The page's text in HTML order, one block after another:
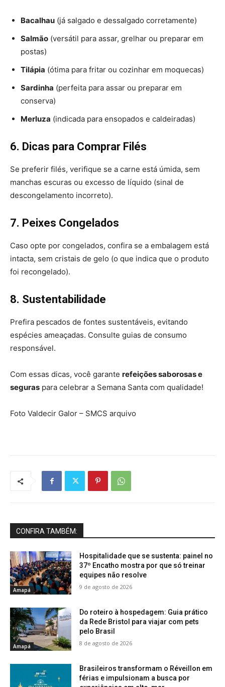
Bacalhau (já salgado e dessalgado corretamente)
Salmão (versátil para assar, grelhar ou preparar em
postas)
Tilápia (ótima para fritar ou cozinhar em moquecas)
Sardinha (perfeita para assar ou preparar em
conserva)
Merluza (indicada para ensopados e caldeiradas)
6. Dicas para Comprar Filés
Se preferir filés, verifique se a carne está úmida, sem
manchas escuras ou excesso de líquido (sinal de
descongelamento incorreto).
7. Peixes Congelados
Caso opte por congelados, confira se a embalagem está
intacta, sem cristais de gelo (o que indica que o produto
foi recongelado).
8. Sustentabilidade
Prefira pescados de fontes sustentáveis, evitando
espécies ameaçadas. Consulte guias de consumo
responsável.
Com essas dicas, você garante refeições saborosas e
seguras para celebrar a Semana Santa com qualidade!
Foto Valdecir Galor – SMCS arquivo
CONFIRA TAMBÉM:
Amapá
Hospitalidade que se sustenta: painel no
37º Encatho mostra por que só treinar
equipes não resolve
9 de agosto de 2026
Amapá
Do roteiro à hospedagem: Guia prático
da Rede Bristol para viajar com pets
pelo Brasil
8 de agosto de 2026
Brasileiros transformam o Réveillon em
férias e impulsionam a busca por